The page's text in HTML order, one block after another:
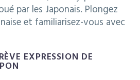
par les Japonais. Plongez
et familiarisez-vous avec
EXPRESSION DE